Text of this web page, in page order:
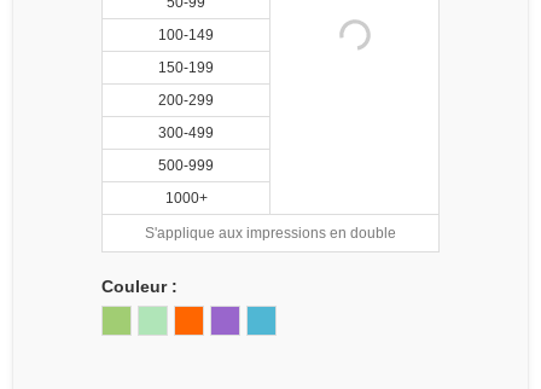
100-149
150-199
200-299
300-499
500-999
1000+
S'applique aux impressions en double
Couleur :